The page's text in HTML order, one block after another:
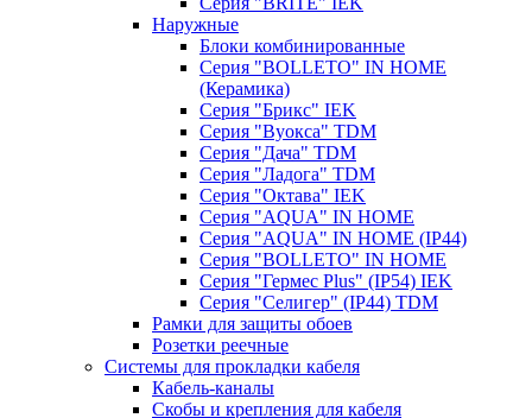
Наружные
Блоки комбинированные
Серия "BОLLETO" IN HOME
(Керамика)
Серия "Брикс" IEK
Серия "Вуокса" TDM
Серия "Дача" TDM
Серия "Ладога" TDM
Серия "Октава" IEK
Серия "AQUA" IN HOME
Серия "AQUA" IN HOME (IP44)
Серия "BОLLETO" IN HOME
Серия "Гермес Plus" (IP54) IEK
Серия "Селигер" (IP44) TDM
Рамки для защиты обоев
Розетки реечные
Системы для прокладки кабеля
Кабель-каналы
Скобы и крепления для кабеля